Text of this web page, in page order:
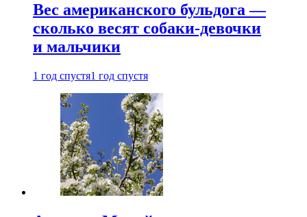
Вес американского бульдога —
сколько весят собаки-девочки
и мальчики
1 год спустя1 год спустя